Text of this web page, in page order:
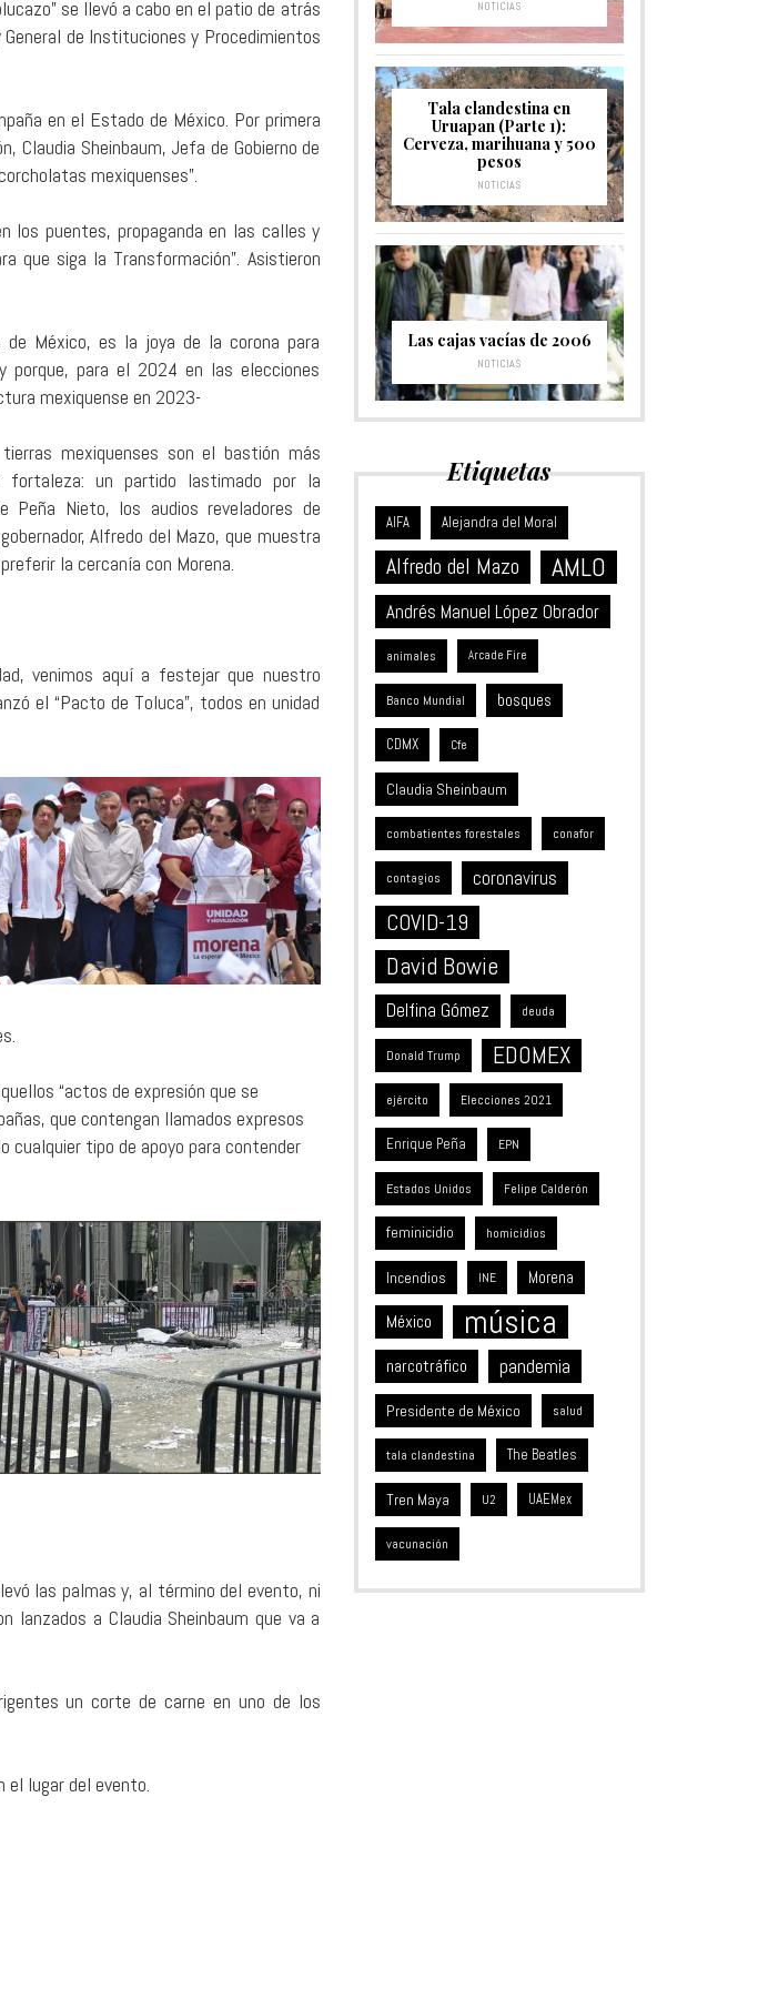
se llevó a cabo en el patio de atrás
de Instituciones y Procedimientos
en el Estado de México. Por primera
Claudia Sheinbaum, Jefa de Gobierno de
mexiquenses”.
los puentes, propaganda en las calles y
que siga la Transformación”. Asistieron
México, es la joya de la corona para
porque, para el 2024 en las elecciones
mexiquense en 2023-
mexiquenses son el bastión más
un partido lastimado por la
Peña Nieto, los audios reveladores de
Alfredo del Mazo, que muestra
la cercanía con Morena.
venimos aquí a festejar que nuestro
el “Pacto de Toluca”, todos en unidad
“actos de expresión que se
que contengan llamados expresos
cualquier tipo de apoyo para contender
las palmas y, al término del evento, ni
lanzados a Claudia Sheinbaum que va a
un corte de carne en uno de los
lugar del evento.
NOTICIAS
Tala clandestina en
Uruapan (Parte 1):
Cerveza, marihuana y 500
pesos
NOTICIAS
Las cajas vacías de 2006
NOTICIAS
Etiquetas
AIFA Alejandra del Moral
Alfredo del Mazo AMLO
Andrés Manuel López Obrador
animales Arcade Fire
Banco Mundial bosques
CDMX Cfe
Claudia Sheinbaum
combatientes forestales conafor
contagios coronavirus
COVID-19
David Bowie
Delfina Gómez deuda
Donald Trump EDOMEX
ejército Elecciones 2021
Enrique Peña EPN
Estados Unidos Felipe Calderón
feminicidio homicidios
Incendios INE Morena
México música
narcotráfico pandemia
Presidente de México salud
tala clandestina The Beatles
Tren Maya U2 UAEMex
vacunación